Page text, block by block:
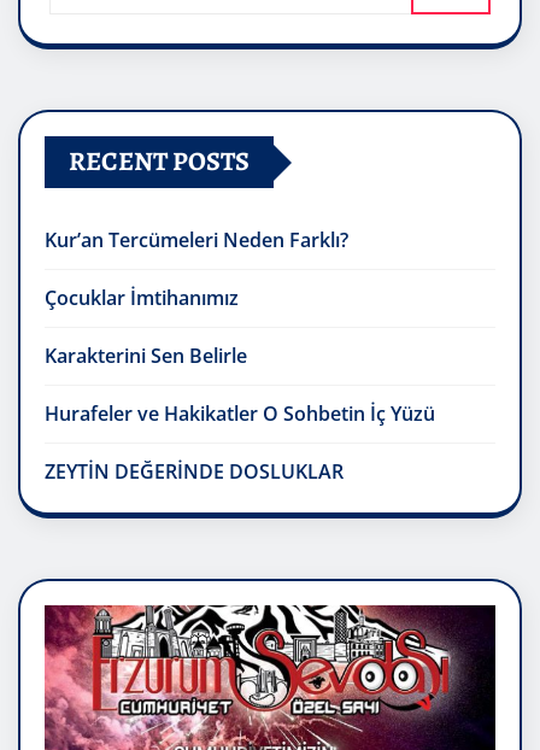
RECENT POSTS
Kur’an Tercümeleri Neden Farklı?
Çocuklar İmtihanımız
Karakterini Sen Belirle
Hurafeler ve Hakikatler O Sohbetin İç Yüzü
ZEYTİN DEĞERİNDE DOSLUKLAR